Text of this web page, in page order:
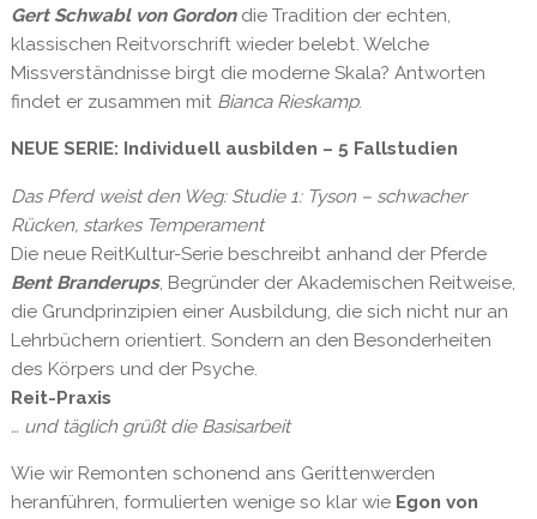
Gert Schwabl von Gordon die Tradition der echten,
klassischen Reitvorschrift wieder belebt. Welche
Missverständnisse birgt die moderne Skala? Antworten
findet er zusammen mit Bianca Rieskamp.
NEUE SERIE: Individuell ausbilden – 5 Fallstudien
Das Pferd weist den Weg: Studie 1: Tyson – schwacher
Rücken, starkes Temperament
Die neue ReitKultur-Serie beschreibt anhand der Pferde
Bent Branderups, Begründer der Akademischen Reitweise,
die Grundprinzipien einer Ausbildung, die sich nicht nur an
Lehrbüchern orientiert. Sondern an den Besonderheiten
des Körpers und der Psyche.
Reit-Praxis
… und täglich grüßt die Basisarbeit
Wie wir Remonten schonend ans Gerittenwerden
heranführen, formulierten wenige so klar wie Egon von